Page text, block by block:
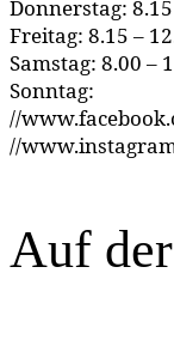
Donnerstag:
Freitag: 8.15 –
Samstag: 8.00 –
Sonntag:
//
//
Auf